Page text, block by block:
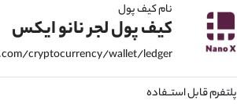
نام کیف پول
کیف پول لجر نانو ایکس
پلتفرم قابل استــفاده